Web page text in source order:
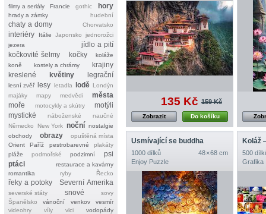
filmy a seriály
Francie gothic hory
hrady a zámky hudební
chaty a domy Chorvatsko
interiéry Itálie Japonsko
jednorožci
jezera
jídlo a pití
kočkovité šelmy
kočky
koláže
koně
kostely a chrámy
krajiny
kreslené
květiny legrační
lesní zvěř lesy letadla lodě Londýn
majáky
mapy medvědi
města
moře
motocykly a skútry
motýli
mystické
náboženské
naučné
Německo
New York noční nostalgie
obchody
obrazy
opuštěná místa
Orient
Paříž pestrobarevné
plakáty
pláže
podmořské podzimní
psi
ptáci
restaurace a kavárny
romantika
ryby Řecko
řeky a potoky Severní Amerika
severské státy snové
sovy
Španělsko
vánoční venkov
vesmír
videohry
víly vlci vodopády
135 Kč 159 Kč
Do košíku
Zobrazit
Usmívající se buddha
1000 dílků
48 × 68 cm
Enjoy Puzzle
Koláž
500
Grafika